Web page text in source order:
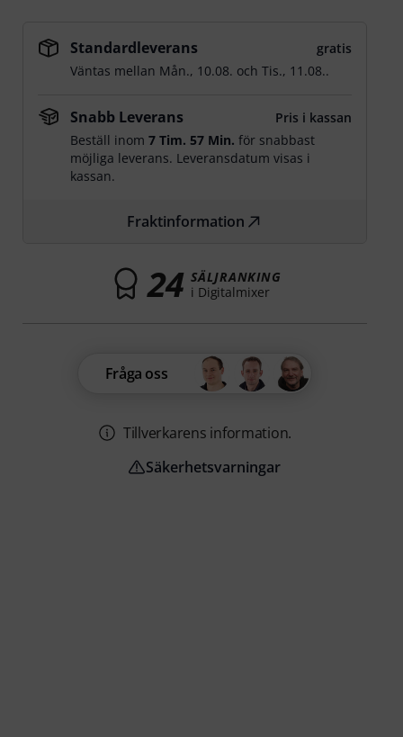
Standardleverans
gratis
Väntas mellan Mån., 10.08. ochTis., 11.08..
Snabb Leverans
Pris i kassan
Beställ inom7 Tim. 57 Min. för snabbast
möjliga leverans. Leveransdatum visas i
kassan.
Fraktinformation
24 SÄLJRANKING
i Digitalmixer
Fråga oss
Tillverkarens information.
Säkerhetsvarningar